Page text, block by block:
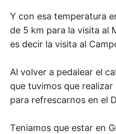
Y con esa temperatura
de 5 km para la visita al
es decir la visita al
Al volver a pedalear el
que tuvimos que
para refrescarnos en el
Teniamos que estar en